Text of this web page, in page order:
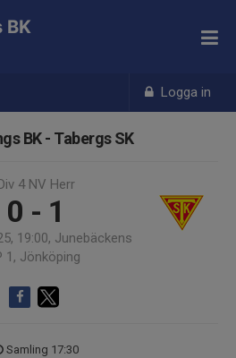
Logga in
BK
BK - Tabergs SK
4 NV Herr
0 - 1
19:00, Junebäckens
1, Jönköping
Samling 17:30